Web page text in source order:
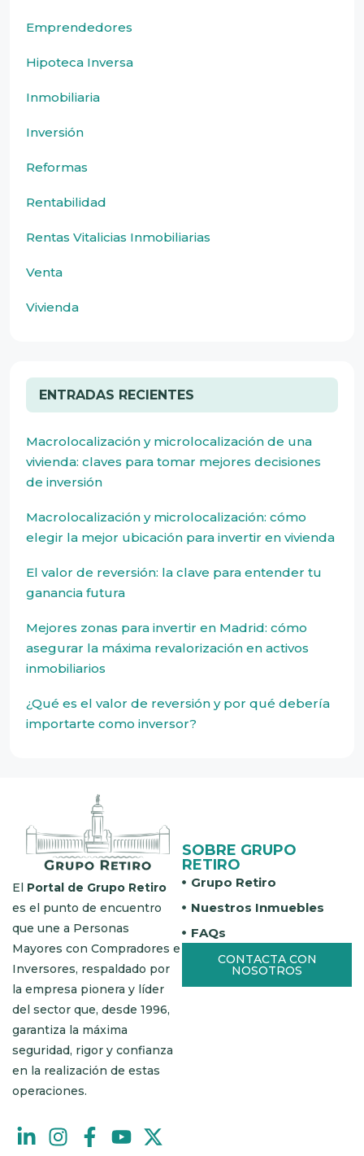
Emprendedores
Hipoteca Inversa
Inmobiliaria
Inversión
Reformas
Rentabilidad
Rentas Vitalicias Inmobiliarias
Venta
Vivienda
ENTRADAS RECIENTES
Macrolocalización y microlocalización de una
vivienda: claves para tomar mejores decisiones
de inversión
Macrolocalización y microlocalización: cómo
elegir la mejor ubicación para invertir en vivienda
El valor de reversión: la clave para entender tu
ganancia futura
Mejores zonas para invertir en Madrid: cómo
asegurar la máxima revalorización en activos
inmobiliarios
¿Qué es el valor de reversión y por qué debería
importarte como inversor?
El Portal de Grupo Retiro
es el punto de encuentro
que une a Personas
Mayores con Compradores e
Inversores, respaldado por
la empresa pionera y líder
del sector que, desde 1996,
garantiza la máxima
seguridad, rigor y confianza
en la realización de estas
operaciones.
SOBRE GRUPO
RETIRO
Grupo Retiro
Nuestros Inmuebles
FAQs
CONTACTA CON
NOSOTROS